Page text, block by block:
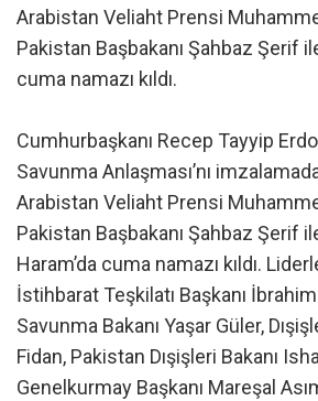
Arabistan Veliaht Prensi
Pakistan Başbakanı Şahbaz Şerif
cuma namazı kıldı.
Cumhurbaşkanı Recep Tayyip
Savunma Anlaşması’nı
Arabistan Veliaht Prensi
Pakistan Başbakanı Şahbaz Şerif
Haram’da cuma namazı kıldı.
İstihbarat Teşkilatı Başkanı İbrahim
Savunma Bakanı Yaşar Güler,
Fidan, Pakistan Dışişleri Bakanı
Genelkurmay Başkanı Mareşal